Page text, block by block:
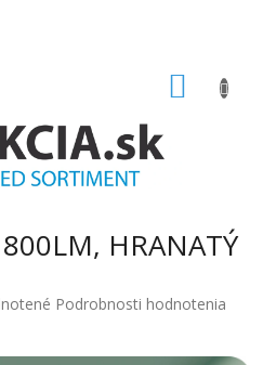
HRANATÝ
Podrobnosti hodnotenia